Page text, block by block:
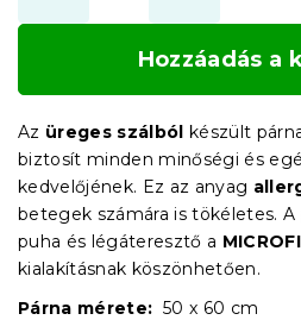
Hozzáadás a
Az üreges szálból készült
biztosít minden minőségi és
kedvelőjének. Ez az anyag
betegek számára is tökéletes.
puha és légáteresztő a
kialakításnak köszönhetően.
Párna mérete: 50 x 60 cm